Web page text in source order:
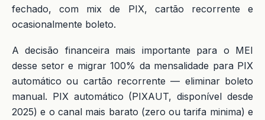
fechado, com mix de PIX, cartão recorrente e
ocasionalmente boleto.
A decisão financeira mais importante para o MEI
desse setor e migrar 100% da mensalidade para PIX
automático ou cartão recorrente — eliminar boleto
manual. PIX automático (PIXAUT, disponível desde
2025) e o canal mais barato (zero ou tarifa minima) e